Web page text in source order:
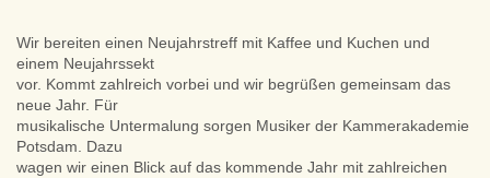
Wir bereiten einen Neujahrstreff mit Kaffee und Kuchen und
einem Neujahrssekt
vor. Kommt zahlreich vorbei und wir begrüßen gemeinsam das
neue Jahr. Für
musikalische Untermalung sorgen Musiker der Kammerakademie
Potsdam. Dazu
wagen wir einen Blick auf das kommende Jahr mit zahlreichen